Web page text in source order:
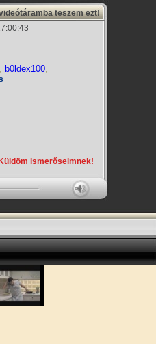
teszem ezt!
, b0ldex100,
Küldöm ismerőseimnek!